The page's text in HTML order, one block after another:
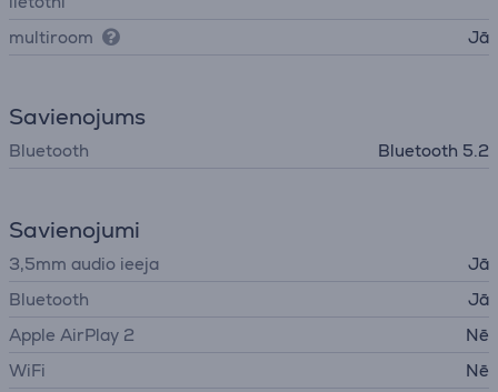
multiroom Jā
Savienojums
Bluetooth Bluetooth 5.2
Savienojumi
3,5mm audio ieeja
Jā
Bluetooth
Jā
Apple AirPlay 2
Nē
WiFi
Nē